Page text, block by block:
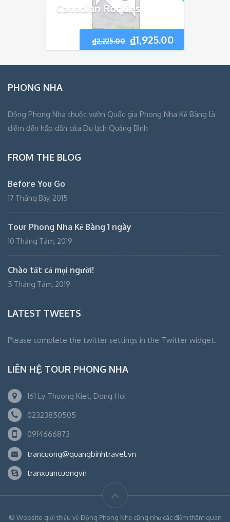
₫2,225.00 ₫1,925.00
Canadian Rockies
PHONG NHA
Động Phong Nha thuộc vườn Quốc gia Phong Nha Kẻ Bàng là
điểm đến hấp dẫn của Du lịch Quảng Bình
FROM THE BLOG
Before You Go
17 Tháng Bảy, 2015
Tour Phong Nha Kẻ Bàng 1 ngày
10 Tháng Tám, 2019
Chào tất cả mọi người!
5 Tháng Tám, 2019
LATEST TWEETS
Please complete the twitter settings in the Twitter widget.
LIÊN HỆ TOUR PHONG NHA
161 Ly Thuong Kiet, Dong Hoi
02323850505
0914666873
trancuong@quangbinhtravel.vn
tranxuancuongvn
© Website giới thiệu về Động Phong Nha cũng như các điểm thăm quan